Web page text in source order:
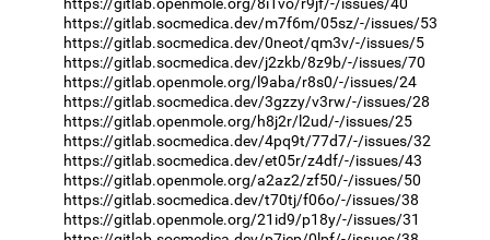
https://gitlab.socmedica.dev/m7f6m/05sz/-/issues/53
https://gitlab.socmedica.dev/0neot/qm3v/-/issues/5
https://gitlab.socmedica.dev/j2zkb/8z9b/-/issues/70
https://gitlab.openmole.org/l9aba/r8s0/-/issues/24
https://gitlab.socmedica.dev/3gzzy/v3rw/-/issues/28
https://gitlab.openmole.org/h8j2r/l2ud/-/issues/25
https://gitlab.socmedica.dev/4pq9t/77d7/-/issues/32
https://gitlab.socmedica.dev/et05r/z4df/-/issues/43
https://gitlab.openmole.org/a2az2/zf50/-/issues/50
https://gitlab.socmedica.dev/t70tj/f06o/-/issues/38
https://gitlab.openmole.org/21id9/p18y/-/issues/31